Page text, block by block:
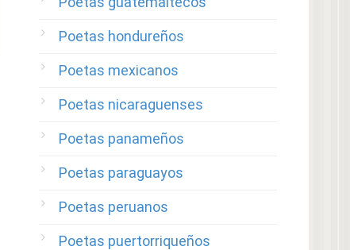
Poetas hondureños
Poetas mexicanos
Poetas nicaraguenses
Poetas panameños
Poetas paraguayos
Poetas peruanos
Poetas puertorriqueños